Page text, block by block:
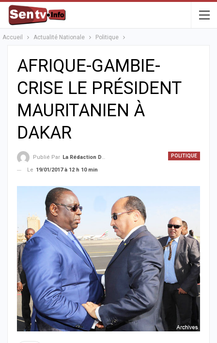
Accueil Actualité Nationale Politique
AFRIQUE-GAMBIE-
CRISE LE PRÉSIDENT
MAURITANIEN À
DAKAR
POLITIQUE
Publié Par La Rédaction De La SenTV.info
Le 19/01/2017 à 12 h 10 min